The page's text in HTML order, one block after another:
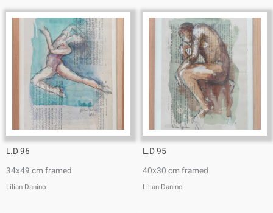
L.D 96
34x49 cm framed
Lilian Danino
L.D 95
40x30 cm framed
Lilian Danino